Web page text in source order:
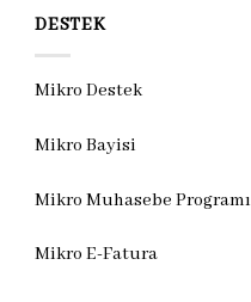
DESTEK
Mikro Destek
Mikro Bayisi
Mikro Muhasebe Programı
Mikro E-Fatura